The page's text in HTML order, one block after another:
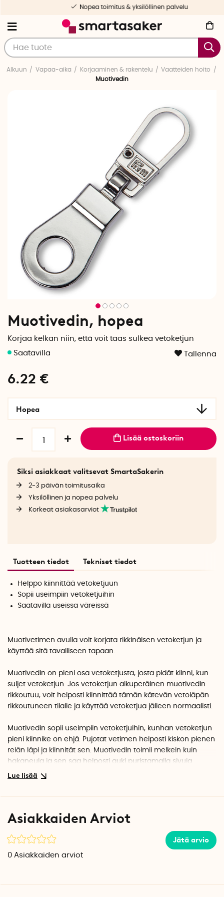
Nopea toimitus & yksilöllinen palvelu
Alkuun Vapaa-aika Korjaaminen & rakentelu
Vaatteiden hoito
Muotivedin
Muotivedin, hopea
Korjaa kelkan niin, että voit taas sulkea vetoketjun
Tallenna
6.22 €
Hopea
Lisää ostoskoriin
Siksi asiakkaat valitsevat SmartaSakerin
2-3 päivän toimitusaika
Yksilöllinen ja nopea palvelu
Korkeat asiakasarviot
Tuotteen tiedot Tekniset tiedot
Helppo kiinnittää vetoketjuun
Sopii useimpiin vetoketjuihin
Saatavilla useissa väreissä
Muotivetimen avulla voit korjata rikkinäisen vetoketjun ja
käyttää sitä tavalliseen tapaan.
Muotivedin on pieni osa vetoketjusta, josta pidät kiinni, kun
suljet vetoketjun. Jos vetoketjun alkuperäinen muotivedin
rikkoutuu, voit helposti kiinnittää tämän kätevän vetoläpän
rikkoutuneen tilalle ja käyttää vetoketjua jälleen normaalisti.
Muotivedin sopii useimpiin vetoketjuihin, kunhan vetoketjun
pieni kiinnike on ehjä. Pujotat vetimen helposti kiskon pienen
reiän läpi ja kiinnität sen. Muotivedin toimii melkein kuin
hakaneula ja sen saa helposti auki puristamalla sivuja
yhteen ja vetämällä lipasta.
kannattimessa olevan reiän, jonka läpi vedät vetimen, on
Asiakkaiden Arviot
Jätä arvio
0 Asiakkaiden arviot